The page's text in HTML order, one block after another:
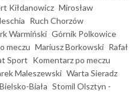
Kiłdanowicz Mirosław
Ruch Chorzów
Warmiński Górnik Polkowice
meczu Mariusz Borkowski Rafał
Sport Komentarz po meczu
Maleszewski Warta Sieradz
Biała Stomil Olsztyn -